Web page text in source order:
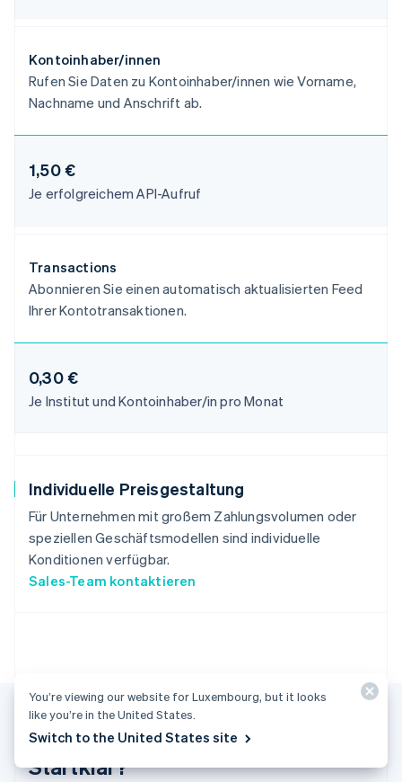
Kontoinhaber/innen
Rufen Sie Daten zu Kontoinhaber/innen wie Vorname,
Nachname und Anschrift ab.
1,50 €
Je erfolgreichem API-Aufruf
Transactions
Abonnieren Sie einen automatisch aktualisierten Feed
Ihrer Kontotransaktionen.
0,30 €
Je Institut und Kontoinhaber/in pro Monat
Individuelle Preisgestaltung
Für Unternehmen mit großem Zahlungsvolumen oder
speziellen Geschäftsmodellen sind individuelle
Konditionen verfügbar.
Sales-Team kontaktieren
Startklar?
DeutschEnglish
Estland
English
简体中文English
English
Frankreich
Griechenland
Indien
Irland
Italien
Italiano English
Kroatien
Lettland
English
Liechtenstein
Deutsch English
Malta
English
Mexiko
You’re viewing our website for Luxembourg, but it looks
like you’re in the United States.
Switch to the United States site